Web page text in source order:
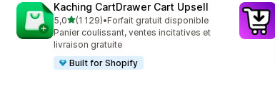
Kaching CartDrawer Cart Upsell
5,0étoile(s) sur 5
(1 129)
1129 avis au total
•Forfait gratuit disponible
Panier coulissant, ventes incitatives et
livraison gratuite
Built for Shopify